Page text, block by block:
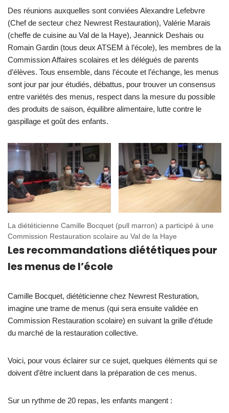
Des réunions auxquelles sont conviées Alexandre Lefebvre
(Chef de secteur chez Newrest Restauration), Valérie Marais
(cheffe de cuisine au Val de la Haye), Jeannick Deshais ou
Romain Gardin (tous deux ATSEM à l’école), les membres de la
Commission Affaires scolaires et les délégués de parents
d’élèves. Tous ensemble, dans l’écoute et l’échange, les menus
sont jour par jour étudiés, débattus, pour trouver un consensus
entre variétés des menus, respect dans la mesure du possible
des produits de saison, équilibre alimentaire, lutte contre le
gaspillage et goût des enfants.
La diététicienne Camille Bocquet (pull marron) a participé à une
Commission Restauration scolaire au Val de la Haye
Les recommandations diététiques pour
les menus de l’école
Camille Bocquet, diététicienne chez Newrest Resturation,
imagine une trame de menus (qui sera ensuite validée en
Commission Restauration scolaire) en suivant la grille d’étude
du marché de la restauration collective.
Voici, pour vous éclairer sur ce sujet, quelques éléments qui se
doivent d’être incluent dans la préparation de ces menus.
Sur un rythme de 20 repas, les enfants mangent :